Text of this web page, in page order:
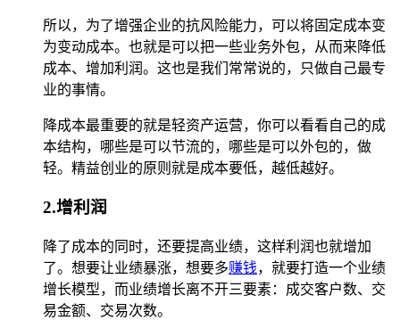
所以，为了增强企业的抗风险能力，可以将固定成本变
为变动成本。也就是可以把一些业务外包，从而来降低
成本、增加利润。这也是我们常常说的，只做自己最专
业的事情。
降成本最重要的就是轻资产运营，你可以看看自己的成
本结构，哪些是可以节流的，哪些是可以外包的，做
轻。精益创业的原则就是成本要低，越低越好。
2.增利润
降了成本的同时，还要提高业绩，这样利润也就增加
了。想要让业绩暴涨，想要多赚钱，就要打造一个业绩
增长模型，而业绩增长离不开三要素：成交客户数、交
易金额、交易次数。